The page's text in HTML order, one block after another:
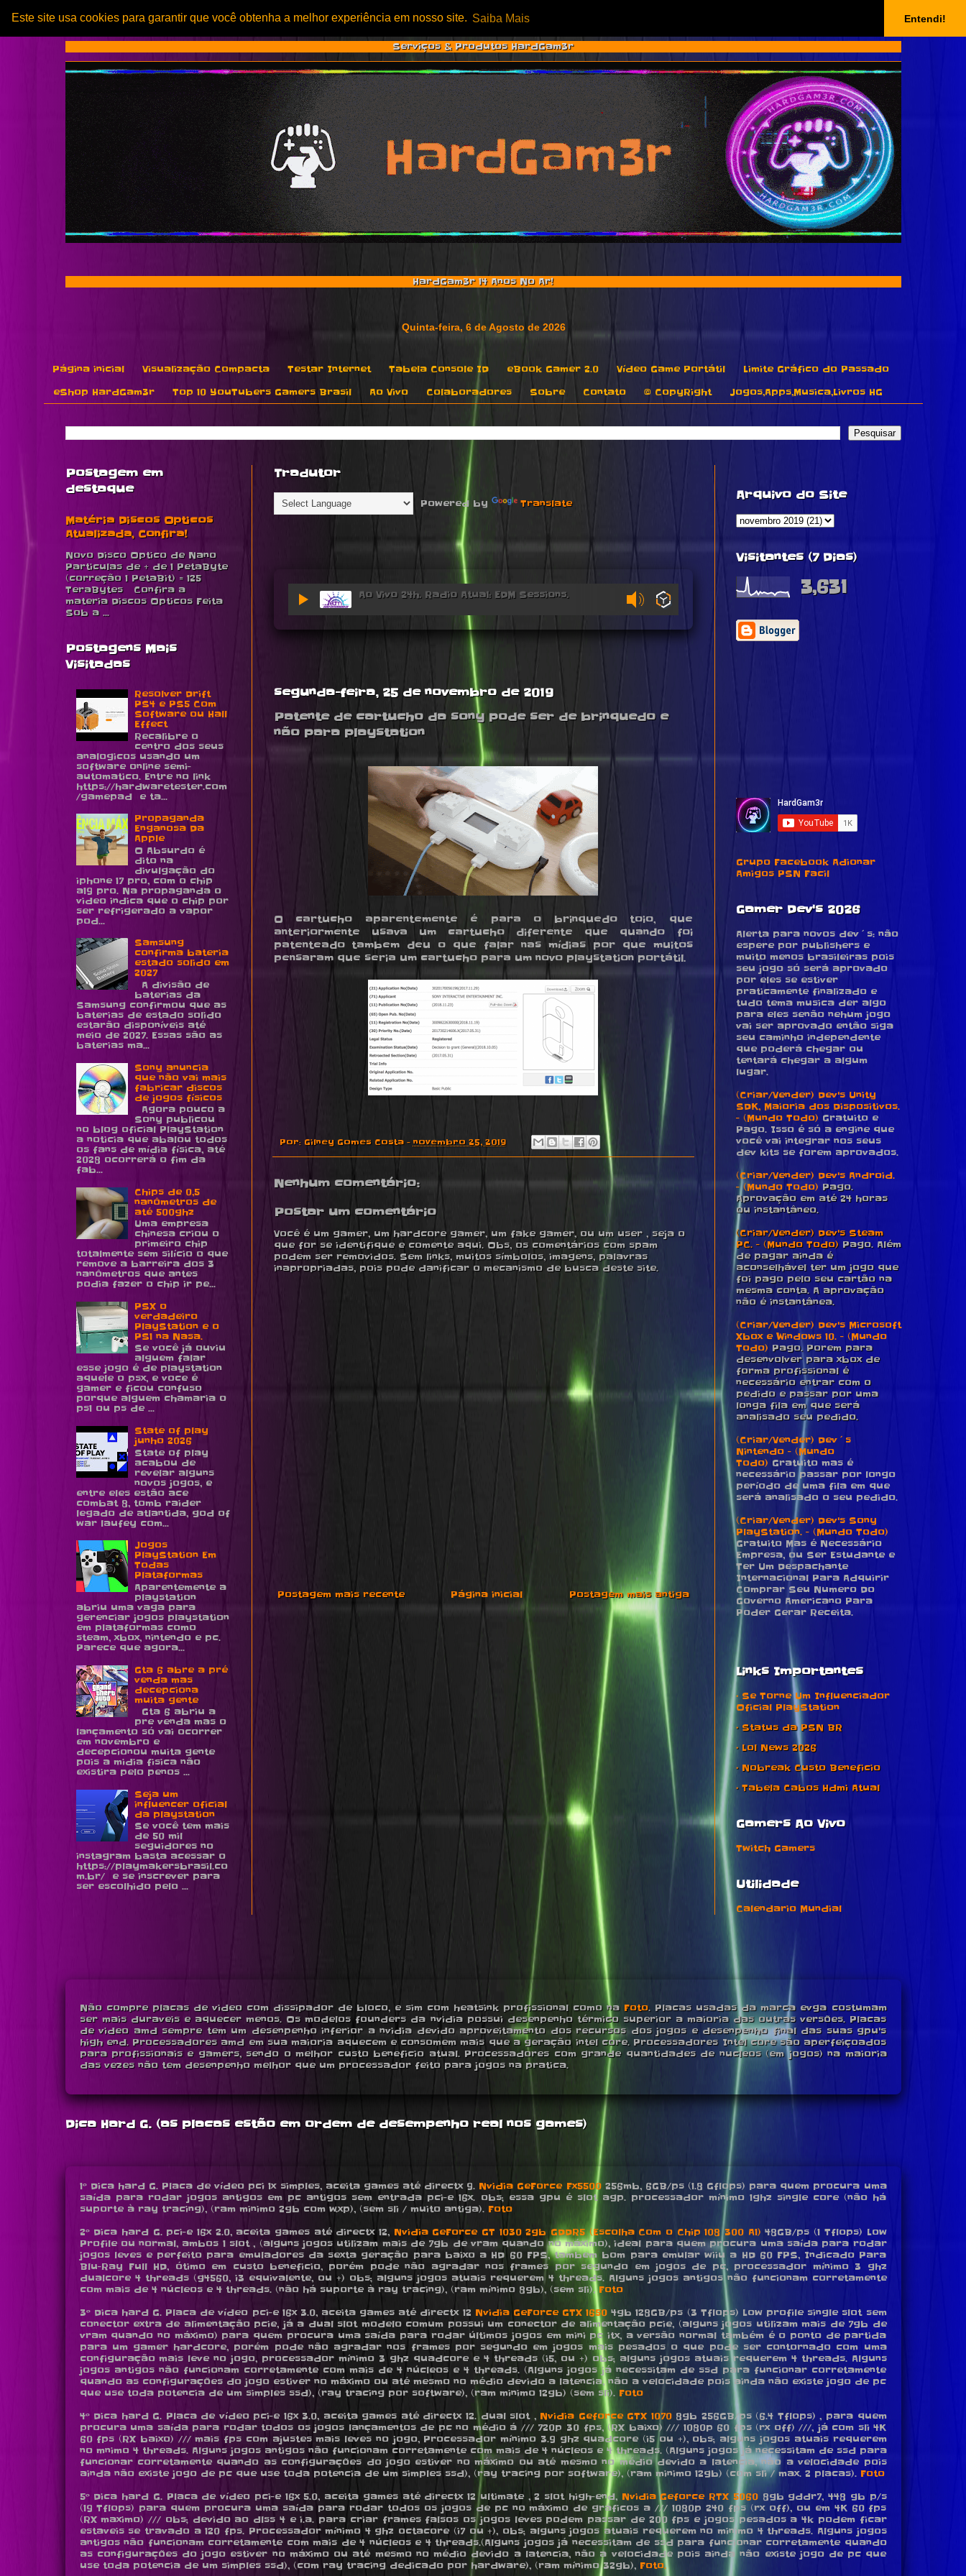
Este site usa cookies para garantir que você obtenha a melhor experiência em nosso site. Saiba Mais Entendi!
Serviços & Produtos HardGam3r
HardGam3r 14 Anos No Ar!
Página inicial Visualização Compacta Testar Internet Tabela Console ID eBook Gamer 2.0 Vídeo Game Portátil
Limite Gráfico do Passado
eShop HardGam3r
Top 10 YouTubers Gamers Brasil Ao Vivo Colaboradores Sobre Contato © CopyRight Jogos,Apps,Musica,Livros HG
Tradutor
Powered by Translate
Ao Vivo 24h. Radio Atual: EDM Sessions.
segunda-feira, 25 de novembro de 2019
Patente de cartucho da sony pode ser de brinquedo e
não para playstation
O cartucho aparentemente é para o brinquedo toio, que
anteriormente usava um cartucho diferente que quando foi
patenteado tambem deu o que falar nas mídias por que muitos
pensaram que seria um cartucho para um novo playstation portátil.
Por: Gilney Gomes Costa - novembro 25, 2019
Nenhum comentário:
Postar um comentário
Você é um gamer, um hardcore gamer, um fake gamer, ou um user , seja o
que for se identifique e comente aqui. Obs, os comentários com spam
podem ser removidos. Sem links, muitos símbolos, imagens, palavras
inapropriadas, pois pode danificar o mecanismo de busca deste site.
Postagem mais recente Postagem mais antiga
Página inicial
Postagem em
destaque
Matéria Discos Opticos
Atualizada, Confira!
Novo Disco Optico de Nano
Particulas de + de 1 PetaByte
(correção 1 PetaBit) = 125
TeraBytes Confira a
materia Discos Opticos Feita
Sob a ...
Postagens Mais
Visitadas
Resolver Drift
PS4 e PS5 Com
Software ou Hall
Effect
Recalibre o
centro dos seus
analogicos usando um
software online semi-
automatico. Entre no link
https://hardwaretester.com
/gamepad e ta...
Propaganda
Enganosa Da
Apple
O Absurdo é
dito na
divulgação do
iphone 17 pro, com o chip
a19 pro. Na propaganda o
video indica que o chip por
ser refrigerado a vapor
pod...
Samsung
confirma bateria
estado solido em
2027
A divisão de
baterias da
Samsung confirmou que as
baterias de estado solido
estarão disponíveis até
meio de 2027. Essas são as
baterias ma...
Sony anuncia
que não vai mais
fabricar discos
de jogos físicos
Agora pouco a
Sony publicou
no blog oficial PlayStation
a noticia que abalou todos
os fans de mídia física, até
2028 ocorrerá o fim da
fab...
Chips de 0,5
nanômetros de
até 500ghz
Uma empresa
chinesa criou o
primeiro chip
totalmente sem silício o que
remove a barreira dos 3
nanômetros que antes
podia fazer o chip ir pe...
PSX o
verdadeiro
PlayStation e o
PS1 na Nasa.
Se você já ouviu
alguem falar
esse jogo é de playstation
aquele o psx, e voce é
gamer e ficou confuso
porque alguem chamaria o
ps1 ou ps de ...
State of play
junho 2026
State of play
acabou de
revelar alguns
novos jogos, e
entre eles estão ace
combat 8, tomb raider
legado de atlantida, god of
war laufey com...
Jogos
PlayStation Em
Todas
Plataformas
Aparentemente a
playstation
abriu uma vaga para
gerenciar jogos playstation
em plataformas como
steam, xbox, nintendo e pc.
Parece que agora...
Gta 6 abre a pré
venda mas
decepciona
muita gente
Gta 6 abriu a
pre venda mas o
lançamento só vai ocorrer
em novembro e
decepcionou muita gente
pois a midia fisica não
existira pelo penos ...
Seja um
influencer oficial
da playstation
Se você tem mais
de 50 mil
seguidores no
instagram basta acessar o
https://playmakersbrasil.co
m.br/ e se inscrever para
ser escolhido pelo ...
Arquivo do Site
Visitantes (7 Dias)
3,631
Grupo Facebook Adionar
Amigos PSN Facil
Gamer Dev's 2026
Alerta para novos dev´s: não
espere por publishers e
muito menos brasileiras pois
seu jogo só será aprovado
por eles se estiver
praticamente finalizado e
tudo tema musica der algo
para eles senão nehum jogo
vai ser aprovado então siga
seu caminho independente
que poderá chegar ou
tentará chegar a algum
lugar.
(Criar/Vender) Dev's Unity
SDK, Maioria dos Dispositivos.
- (Mundo Todo) Gratuito e
Pago. Isso é só a engine que
você vai integrar nos seus
dev kits se forem aprovados.
(Criar/Vender) Dev's Android.
- (Mundo Todo) Pago.
Aprovação em até 24 horas
ou instantâneo.
(Criar/Vender) Dev's Steam
PC. - (Mundo Todo) Pago. Além
de pagar ainda é
aconselhável ter um jogo que
foi pago pelo seu cartão na
mesma conta. A aprovação
não é instantânea.
(Criar/Vender) Dev's Microsoft
Xbox e Windows 10. - (Mundo
Todo) Pago. Porem para
desenvolver para xbox de
forma profissional é
necessário entrar com o
pedido e passar por uma
longa fila em que será
analisado seu pedido.
(Criar/Vender) Dev´s
Nintendo - (Mundo
Todo) Gratuito mas é
necessário passar por longo
período de uma fila em que
será analisado o seu pedido.
(Criar/Vender) Dev's Sony
PlayStation. - (Mundo Todo)
Gratuito Mas é Necessário
Empresa, ou Ser Estudante e
Ter Um Despachante
Internacional Para Adquirir
Comprar Seu Numero Do
Governo Americano Para
Poder Gerar Receita.
Links Importantes
• Se Torne Um Influenciador
Oficial PlayStation
• Status da PSN BR
• Lol News 2026
• Nobreak Custo Beneficio
• Tabela Cabos Hdmi Atual
Gamers Ao Vivo
Twitch Gamers
Utilidade
Calendario Mundial
Não compre placas de video com dissipador de bloco, e sim com heatsink profissional como na Foto. Placas usadas da marca evga costumam
ser mais duraveis e aquecer menos. Os modelos founders da nvidia possui desenpenho térmico superior a maioria das outras versões. Placas
de video amd sempre tem um desenpenho inferior a nvidia devido aproveitamento dos recursos dos jogos e desenpenho final das suas gpu's
high end. Processadores amd em sua maioria aquecem e consomem mais que a geração intel core. Processadores Intel core são aperfeiçoados
para profissionais e gamers, sendo o melhor custo beneficio atual. Processadores com grande quantidades de nucleos (em jogos) na maioria
das vezes não tem desenpenho melhor que um processador feito para jogos na pratica.
Dica Hard G. (as placas estão em ordem de desempenho real nos games)
1º Dica hard G. Placa de vídeo pci 1x simples, aceita games até directx 9. Nvidia GeForce Fx5500256mb, 6GB/ps (1.8 Gflops) para quem procura uma
saída para rodar jogos antigos em pc antigos sem entrada pci-e 16x. obs; essa gpu é slot agp. processador mínimo 1ghz single core (não há
suporte à ray tracing), (ram minimo 2gb com w.xp), (sem sli / muito antiga). Foto
2º Dica hard G. pci-e 16x 2.0, aceita games até directx 12, Nvidia GeForce GT 1030 2gb GDDR5 (Escolha Com o Chip 108 300 A1) 48GB/ps (1 Tflops) Low
Profile ou normal, ambos 1 slot , (alguns jogos utilizam mais de 7gb de vram quando no máximo), ideal para quem procura uma saída para rodar
jogos leves e perfeito para emuladores da sexta geração para baixo a HD 60 FPS, tambem bom para emular wiiu a HD 60 FPS, Indicado Para
Blu-Ray Full HD, ótimo em custo beneficio, porém pode não agradar nos frames por segundo em jogos de pc, processador mínimo 3 ghz
dualcore 4 threads (g4560, i3 equivalente, ou +) obs; alguns jogos atuais requerem 4 threads. Alguns jogos antigos não funcionam corretamente
com mais de 4 núcleos e 4 threads. (não há suporte à ray tracing), (ram mínimo 8gb), (sem sli),Foto
3º Dica hard G. Placa de vídeo pci-e 16x 3.0, aceita games até directx 12 Nvidia GeForce GTX 1650 4gb 128GB/ps (3 Tflops) Low profile single slot sem
conector extra de alimentação pcie, já a dual slot modelo comum possui um conector de alimentação pcie, (alguns jogos utilizam mais de 7gb de
vram quando no máximo) para quem procura uma saída para rodar últimos jogos em mini pc itx, a versão normal também é o ponto de partida
para um gamer hardcore, porém pode não agradar nos frames por segundo em jogos mais pesados o que pode ser contornado com uma
configuração mais leve no jogo, processador mínimo 3 ghz quadcore e 4 threads (i5, ou +) obs; alguns jogos atuais requerem 4 threads. Alguns
jogos antigos não funcionam corretamente com mais de 4 núcleos e 4 threads. (Alguns jogos já necessitam de ssd para funcionar corretamente
quando as configurações do jogo estiver no máximo ou até mesmo no médio devido a latencia, não a velocidade pois ainda não existe jogo de pc
que use toda potencia de um simples ssd), (ray tracing por software), (ram minimo 12gb) (sem sli). Foto
4º Dica hard G. Placa de vídeo pci-e 16x 3.0, aceita games até directx 12. dual slot , Nvidia Geforce GTX 10708gb 256GB/ps (6.4 Tflops) , para quem
procura uma saída para rodar todos os jogos lançamentos de pc no médio á /// 720p 30 fps, (RX baixo) /// 1080p 60 fps (rx off) ///, já com sli 4K
60 fps (RX baixo) /// mais fps com ajustes mais leves no jogo, Processador mínimo 3.9 ghz quadcore (i5 ou +), obs; alguns jogos atuais requerem
no mnimo 4 threads. Alguns jogos antigos não funcionam corretamente com mais de 4 núcleos e 4 threads. (Alguns jogos já necessitam de ssd para
funcionar corretamente quando as configurações do jogo estiver no máximo ou até mesmo no médio devido a latencia, não a velocidade pois
ainda não existe jogo de pc que use toda potencia de um simples ssd), (ray tracing por software), (ram minimo 12gb) (com sli / max. 2 placas). Foto
5º Dica hard G. Placa de vídeo pci-e 16x 5.0, aceita games até directx 12 ultimate , 2 slot high-end, Nvidia Geforce RTX 50608gb gddr7, 448 gb p/s
(19 Tflops) para quem procura uma saída para rodar todos os jogos de pc no máximo de gráficos a /// 1080p 240 fps (rx off), ou em 4K 60 fps
(RX maximo) /// obs; devido ao dlss 4 e i.a. para criar frames falsos os jogos leves podem passar de 200 fps e jogos pesados a 4k podem ficar
estaveis se travado a 120 fps. Processador mínimo 4 ghz octacore (i7 ou +), obs; alguns jogos atuais requerem no minimo 4 threads. Alguns jogos
antigos não funcionam corretamente com mais de 4 núcleos e 4 threads.(Alguns jogos já necessitam de ssd para funcionar corretamente quando
as configurações do jogo estiver no máximo ou até mesmo no médio devido a latencia, não a velocidade pois ainda não existe jogo de pc que
use toda potencia de um simples ssd), (com ray tracing dedicado por hardware), (ram mínimo 32gb), Foto.